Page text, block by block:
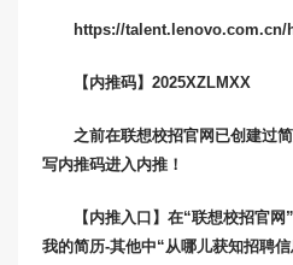
https://talent.lenovo.com.cn/
【内推码】2025XZLMXX
之前在联想校招官网已创建过
写内推码进入内推！
【内推入口】在“联想校招官
我的简历-其他中“从哪儿获知招聘